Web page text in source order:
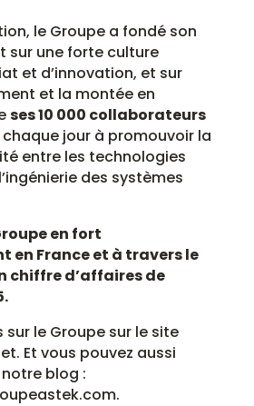
le Groupe a fondé son
sur une forte culture
et d’innovation, et sur
et la montée en
ses 10 000 collaborateurs
chaque jour à promouvoir la
entre les technologies
des systèmes
en fort
en France et à travers le
chiffre d’affaires de
sur le Groupe sur le site
Et vous pouvez aussi
blog :